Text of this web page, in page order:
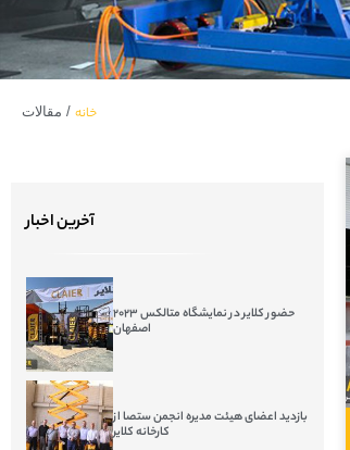
خانه / مقالات
آخرین اخبار
حضور کلایر در نمایشگاه متالکس ۲۰۲۳
اصفهان
بازدید اعضای هیئت مدیره انجمن ستصا از
کارخانه کلایر